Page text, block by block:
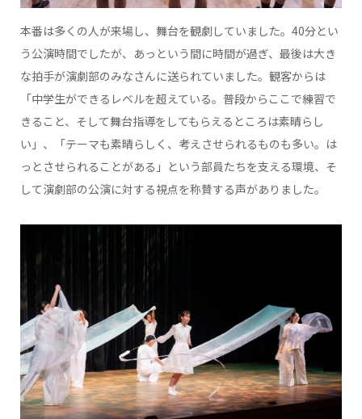
本番は多くの人が来場し、舞台を観劇していました。40分とい
う公演時間でしたが、あっという間に時間が過ぎ、最後は大き
な拍手が演劇部のみなさんに送られていました。観客からは
「中学生ができるレベルを超えている。普段からここで練習で
きること、そして舞台指導をしてもらえるところは素晴らし
い」、「テーマも素晴らしく、考えさせられるものも多い。は
っとさせられることがある」という部員たちを支える環境、そ
して演劇部の公演に対する視点を称賛する声がありました。